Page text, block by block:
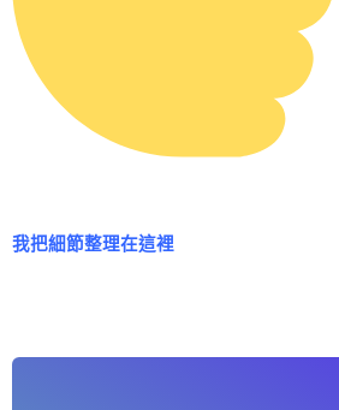
我把細節整理在這裡